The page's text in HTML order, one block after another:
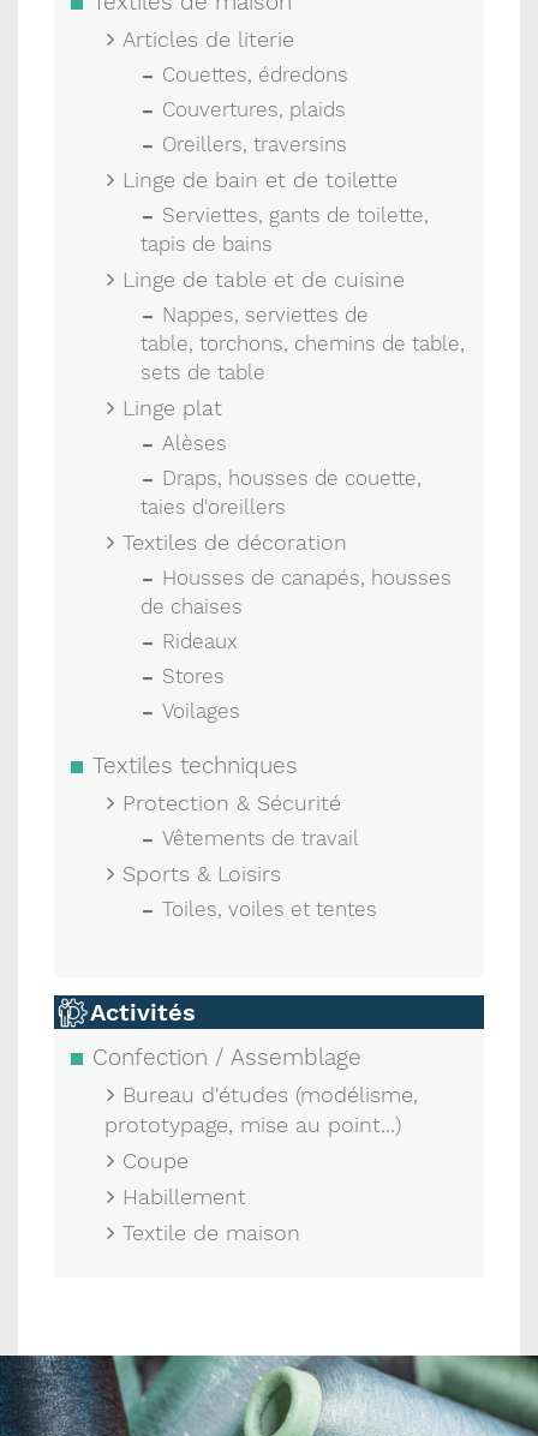
Articles de literie
Couettes, édredons
Couvertures, plaids
Oreillers, traversins
Linge de bain et de toilette
Serviettes, gants de toilette,
tapis de bains
Linge de table et de cuisine
Nappes, serviettes de
table, torchons, chemins de table,
sets de table
Linge plat
Alèses
Draps, housses de couette,
taies d'oreillers
Textiles de décoration
Housses de canapés, housses
de chaises
Rideaux
Stores
Voilages
Textiles techniques
Protection & Sécurité
Vêtements de travail
Sports & Loisirs
Toiles, voiles et tentes
Activités
Confection / Assemblage
Bureau d'études (modélisme,
prototypage, mise au point...)
Coupe
Habillement
Textile de maison